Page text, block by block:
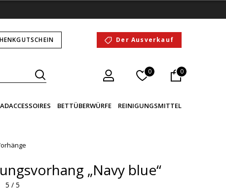
Der Ausverkauf
0 0
BETTÜBERWÜRFE REINIGUNGSMITTEL
„Navy blue“
5 / 5